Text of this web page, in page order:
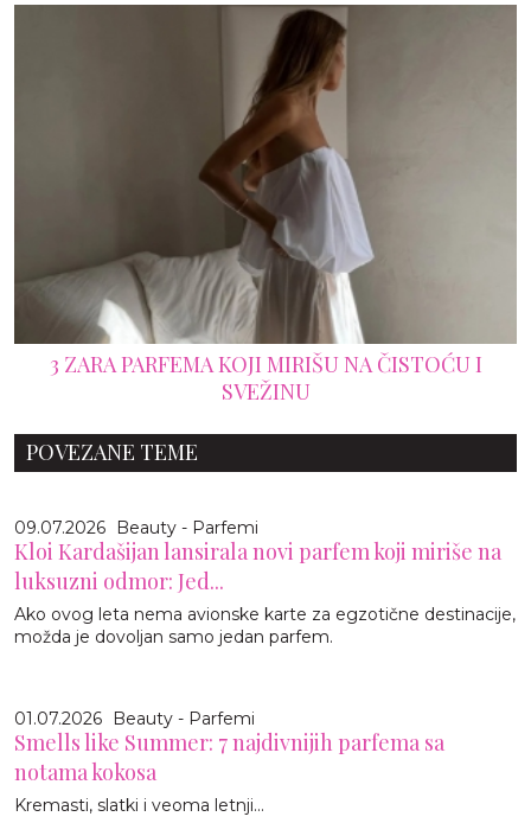
3 ZARA PARFEMA KOJI MIRIŠU NA ČISTOĆU I
SVEŽINU
POVEZANE TEME
09.07.2026 Beauty - Parfemi
Kloi Kardašijan lansirala novi parfem koji miriše na
luksuzni odmor: Jed...
Ako ovog leta nema avionske karte za egzotične destinacije,
možda je dovoljan samo jedan parfem.
01.07.2026 Beauty - Parfemi
Smells like Summer: 7 najdivnijih parfema sa
notama kokosa
Kremasti, slatki i veoma letnji...